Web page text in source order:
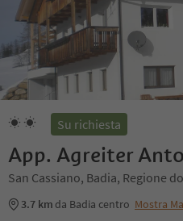
Su richiesta
App. Agreiter
San Cassiano, Badia, Regione
3.7 km da Badia centro Mostra